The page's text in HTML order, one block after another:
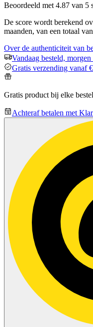
Beoordeeld met 4.87 van 5
De score wordt berekend
maanden, van een totaal
Over de authenticiteit van
Vandaag besteld,
Gratis verzending vanaf
Gratis product bij elke
Achteraf betalen met